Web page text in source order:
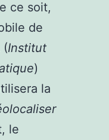
ce soit,
de
(Institut
)
la
le